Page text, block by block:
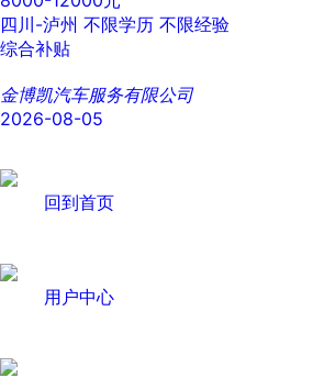
四川-泸州 不限学历 不限经验
综合补贴
金博凯汽车服务有限公司
2026-08-05
回到首页
用户中心